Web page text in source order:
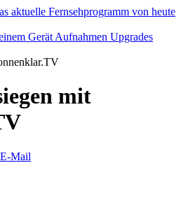
Gerät Aufnahmen Upgrades
mit
E-Mail